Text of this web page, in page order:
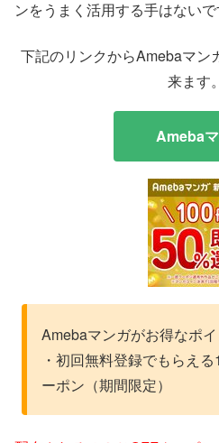
ンをうまく活用する手はないで
下記のリンクからAmebaマン
来ます
Ameba
Amebaマンガがお得なポイ
・初回無料登録でもらえ
ーポン（期間限定）